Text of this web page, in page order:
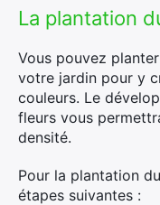
La plantation
Vous pouvez
votre jardin pour y
couleurs. Le
fleurs vous
densité.
Pour la plantation
étapes suivantes :